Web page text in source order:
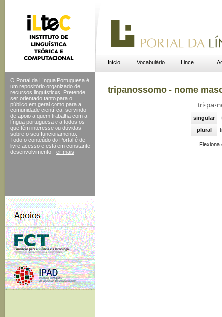
Início Vocabulário Lince
O Portal da Língua Portuguesa é
um repositório organizado de
recursos linguísticos. Pretende
ser orientado tanto para o
público em geral como para a
comunidade científica, servindo
de apoio a quem trabalha com a
língua portuguesa e a todos os
que têm interesse ou dúvidas
sobre o seu funcionamento.
Todo o conteúdo do Portal é de
livre acesso e está em constante
desenvolvimento.
ler mais
tripanossomo - nome
tri·pa·
singular
plural
Flexiona